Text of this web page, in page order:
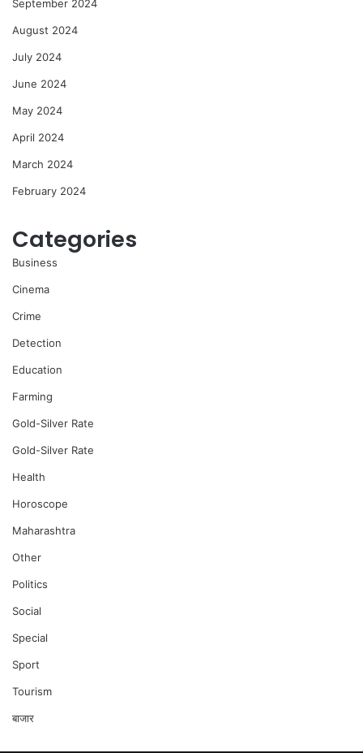
September 2024
August 2024
July 2024
June 2024
May 2024
April 2024
March 2024
February 2024
Categories
Business
Cinema
Crime
Detection
Education
Farming
Gold-Silver Rate
Gold-Silver Rate
Health
Horoscope
Maharashtra
Other
Politics
Social
Special
Sport
Tourism
बाजार